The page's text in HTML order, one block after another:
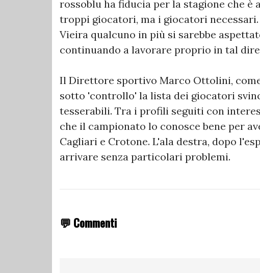
rossoblu ha fiducia per la stagione che è
troppi giocatori, ma i giocatori
Vieira qualcuno in più si sarebbe
continuando a lavorare proprio in tal
Il Direttore sportivo Marco Ottolini,
sotto 'controllo' la lista dei giocatori
tesserabili. Tra i profili seguiti con
che il campionato lo conosce bene per
Cagliari e Crotone. L'ala destra, dopo
arrivare senza particolari problemi.
💬 Commenti